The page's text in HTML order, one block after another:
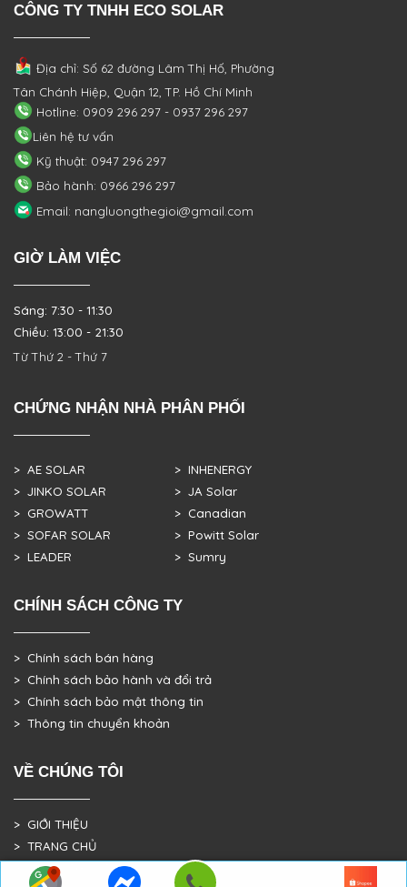
CÔNG TY TNHH ECO SOLAR
Địa chỉ: Số 62 đường Lâm Thị Hố, Phường
Tân Chánh Hiệp, Quận 12, TP. Hồ Chí Minh
Hotline: 0909 296 297 - 0937 296 297
Liên hệ tư vấn
Kỹ thuật: 0947 296 297
Bảo hành: 0966 296 297
Email: nangluongthegioi@gmail.com
GIỜ LÀM VIỆC
Sáng: 7:30 - 11:30
Chiều: 13:00 - 21:30
Từ Thứ 2 - Thứ 7
CHỨNG NHẬN NHÀ PHÂN PHỐI
> AE SOLAR
> JINKO SOLAR
> GROWATT
> SOFAR SOLAR
> LEADER
> INHENERGY
> JA Solar
> Canadian
> Powitt Solar
> Sumry
CHÍNH SÁCH CÔNG TY
> Chính sách bán hàng
> Chính sách bảo hành và đổi trả
> Chính sách bảo mật thông tin
> Thông tin chuyển khoản
VỀ CHÚNG TÔI
> GIỚI THIỆU
> TRANG CHỦ
> DỰ ÁN THỰC TẾ